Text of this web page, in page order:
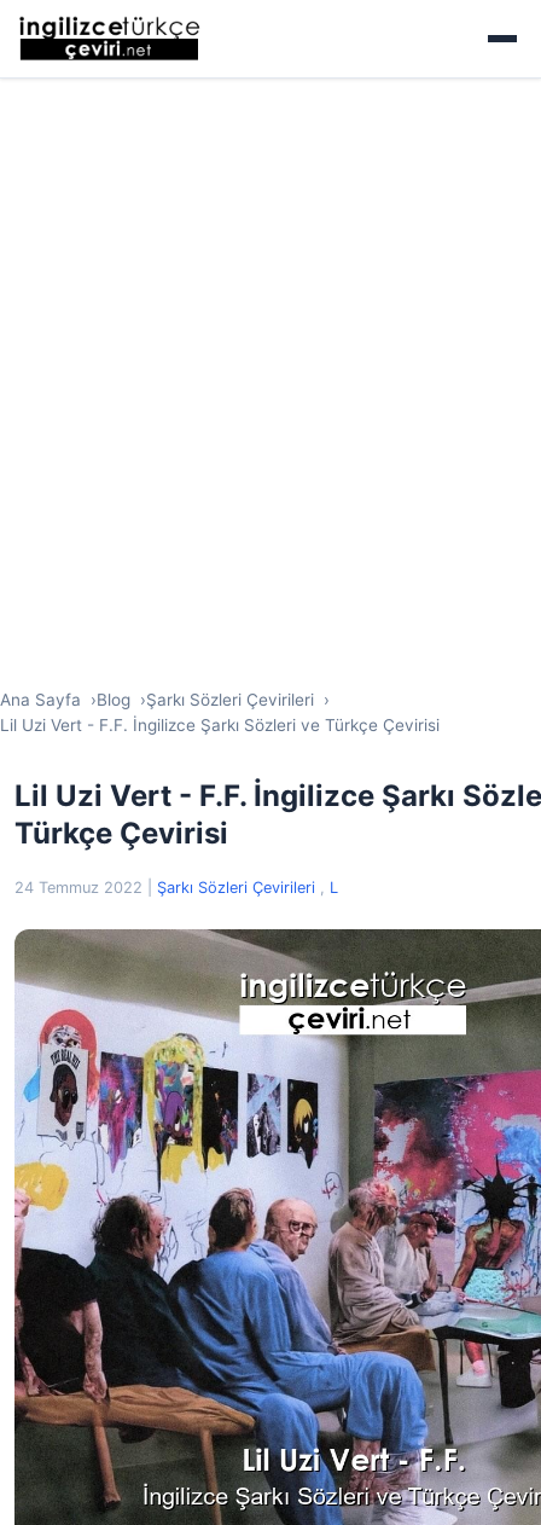
Ana Sayfa Blog
Şarkı Sözleri Çevirileri
Lil Uzi Vert - F.F. İngilizce Şarkı Sözleri ve Türkçe Çevirisi
Lil Uzi Vert - F.F. İngilizce Şarkı
Türkçe Çevirisi
24 Temmuz 2022 Şarkı Sözleri Çevirileri , L